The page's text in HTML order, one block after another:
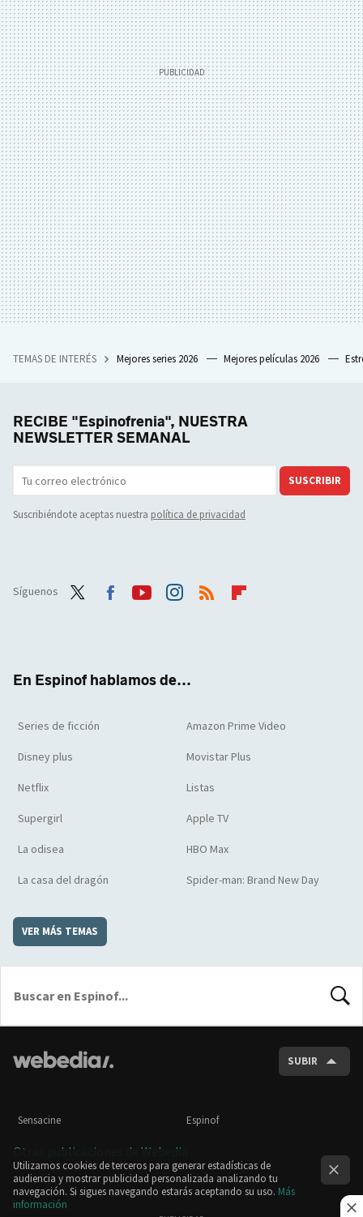
TEMAS DE INTERÉS Mejores series 2026 Mejores películas 2026
RECIBE "Espinofrenia", NUESTRA
NEWSLETTER SEMANAL
SUSCRIBIR
Suscribiéndote aceptas nuestra política de privacidad
Síguenos
En Espinof hablamos de...
Series de ficción Amazon Prime Video
Disney plus Movistar Plus
Netflix Listas
Supergirl Apple TV
La odisea HBO Max
La casa del dragón Spider-man: Brand New Day
VER MÁS TEMAS
SUBIR
Sensacine Espinof
Otras publicaciones de Webedia
Utilizamos cookies de terceros para generar estadísticas de
audiencia y mostrar publicidad personalizada analizando tu
navegación. Si sigues navegando estarás aceptando su uso. Más
información